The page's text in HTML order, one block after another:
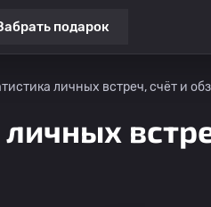
подарок
личных встреч, счёт и